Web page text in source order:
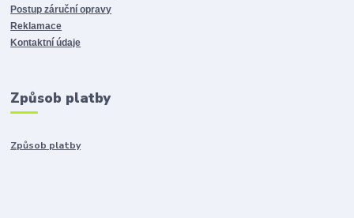
Postup záruční opravy
Reklamace
Kontaktní údaje
Způsob platby
Způsob platby